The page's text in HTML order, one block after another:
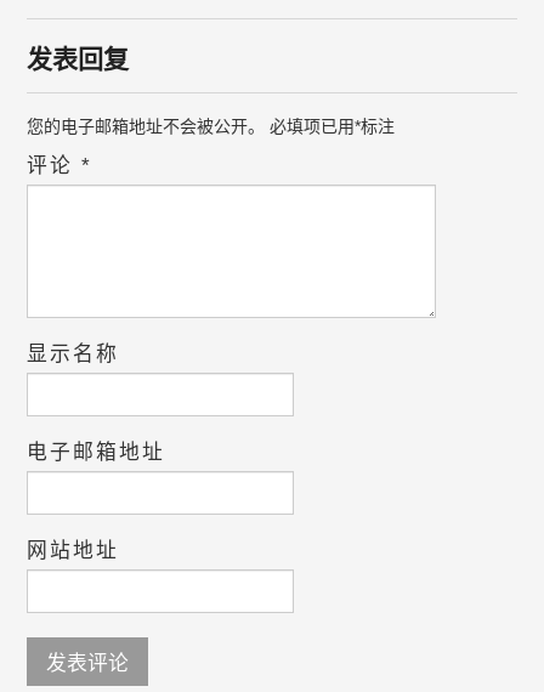
发表回复
您的电子邮箱地址不会被公开。 必填项已用*标注
评论*
显示名称
电子邮箱地址
网站地址